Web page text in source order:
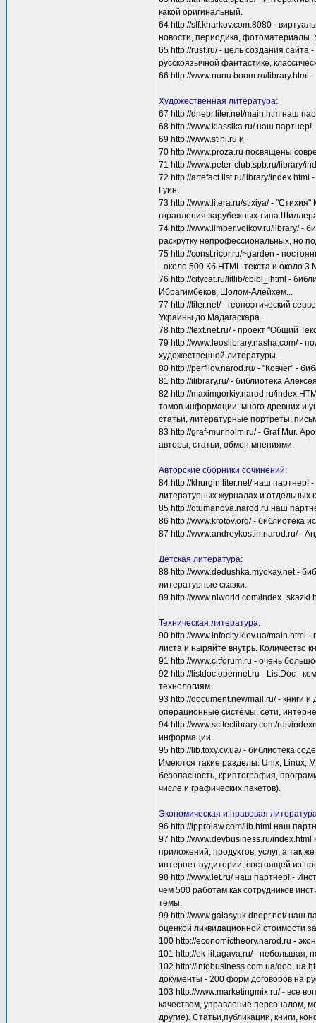
какой оригинальный.
64 http://sff.kharkov.com:8080 -
новости, периодика, фотоматериалы.
65 http://rusf.ru/ - цель создания сайта
русскоязычной фантастике,
66 http://www.nunu.boom.ru/library.html
Художественная литература:
67 http://dnepr.liter.net/main.htm наш
68 http://www.klassika.ru/ наш партнер!
69 http://www.stihi.ru и
70 http://www.proza.ru посвящены
71 http://www.peter-club.spb.ru/library/
72 http://artefact.list.ru/library/
Гуин.
73 http://www.litera.ru/stixiya/ - "Стихия"
вкрапления зарубежных типа
74 http://www.limber.volkov.ru/library/ -
раскрутку непрофессиональных, но
75 http://const.ricor.ru/~garden -
- около 500 Кб HTML-текста и около
76 http://citycat.ru/litlib/cbibl_.html -
Ибрагимбеков, Шолом-Алейхем...
77 http://liter.net/ - геопоэтический
Украины до Мадагаскара.
78 http://text.net.ru/ - проект "Общий
79 http://www.leoslibrary.nasha.com/ -
художественной литературы.
80 http://perfilov.narod.ru/ - "Ковчег" -
81 http://ilibrary.ru/ - библиотека
82 http://maximgorkiy.narod.ru/
томов информации: много древних и
статьи, литературные портреты,
83 http://graf-mur.holm.ru/ - Graf Mur.
авторы, статьи, обмен мнениями.
Авторские сборники сочинений:
84 http://khurgin.liter.net/ наш партнер!
литературных журналах и отдельных
85 http://otumanova.narod.ru наш
86 http://www.krotov.org/ - библиотека
87 http://www.andreykostin.narod.ru/ -
Детская литература:
88 http://www.dedushka.myokay.net -
литературные сказки.
89 http://www.niworld.com/
Техническая литература:
90 http://www.infocity.kiev.ua/main.html
листа и ныряйте внутрь. Количество
91 http://www.citforum.ru - очень
92 http://listdoc.opennet.ru - ListDoc -
технологиям.
93 http://document.newmail.ru/ - книги
операционные системы, сети,
94 http://www.sciteclibrary.com/rus/
информации.
95 http://lib.toxy.cv.ua/ - библиотека
Имеются такие разделы: Unix, Linux,
безопасность, криптография,
числе и графических пакетов).
Экономическая и правовая
96 http://ipprolaw.com/lib.html наш
97 http://www.devbusiness.ru/
приложений, продуктов, услуг, а так
интернет аудитории, состоящей из
98 http://www.iet.ru/ наш партнер! -
чем 500 работам как сотрудников
темы.
99 http://www.galasyuk.dnepr.net/ наш
оценкой ликвидационной стоимости
100 http://economictheory.narod.ru -
101 http://ek-lit.agava.ru/ - небольшая,
102 http://infobusiness.com.ua/
документы - 200 форм договоров на
103 http://www.marketingmix.ru/ - все
качеством, управление персоналом,
другие). Статьи,публикации, книги,